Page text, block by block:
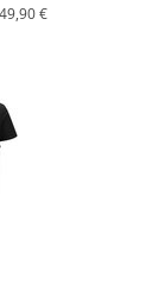
49,90 €